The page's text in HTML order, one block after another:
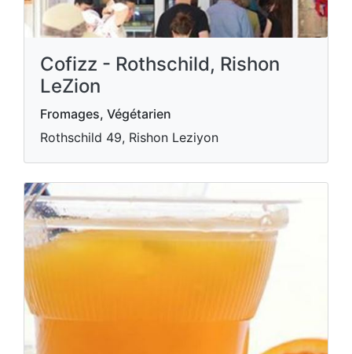
Cofizz - Rothschild, Rishon
LeZion
Fromages, Végétarien
Rothschild 49, Rishon Leziyon